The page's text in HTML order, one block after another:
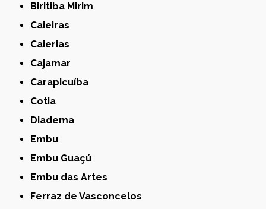
Biritiba Mirim
Caieiras
Caierias
Cajamar
Carapicuíba
Cotia
Diadema
Embu
Embu Guaçú
Embu das Artes
Ferraz de Vasconcelos